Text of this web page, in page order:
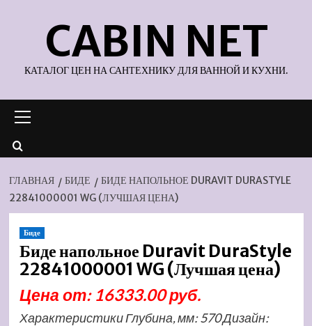
содержимомуCABIN NET
КАТАЛОГ ЦЕН НА САНТЕХНИКУ ДЛЯ ВАННОЙ И КУХНИ.
меню
ГЛАВНАЯ БИДЕ
БИДЕ НАПОЛЬНОЕ DURAVIT DURASTYLE
22841000001 WG (ЛУЧШАЯ ЦЕНА)
Биде
Биде напольное Duravit DuraStyle
22841000001 WG (Лучшая цена)
Цена от: 16333.00 руб.
Характеристики Глубина, мм: 570 Дизайн: